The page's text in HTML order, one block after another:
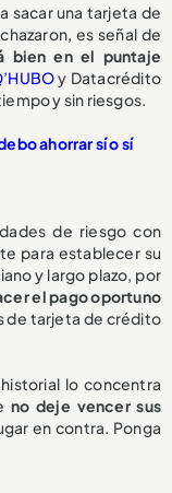
sacar una tarjeta de
es señal de
bien en el puntaje
y Datacrédito
y sin riesgos.
ahorrar sí o sí
de riesgo con
para establecer su
y largo plazo, por
el pago oportuno
de tarjeta de crédito
lo concentra
no deje vencer sus
en contra. Ponga